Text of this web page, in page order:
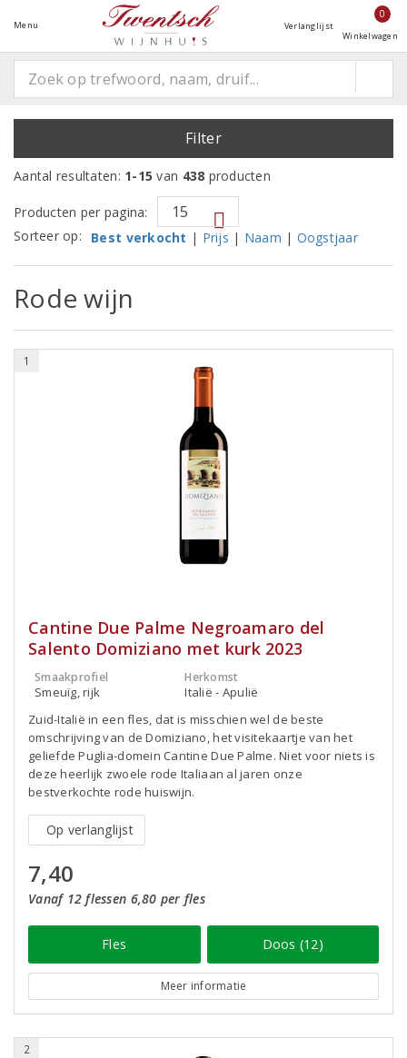
Menu Verlanglijst
0
Winkelwagen
Filter
Aantal resultaten: 1-15 van 438 producten
Producten per pagina:
Sorteer op:
Best verkocht | Prijs | Naam | Oogstjaar
Rode wijn
1
Cantine Due Palme Negroamaro del
Salento Domiziano met kurk 2023
Smaakprofiel
Smeuïg, rijk
Herkomst
Italië - Apulië
Zuid-Italië in een fles, dat is misschien wel de beste
omschrijving van de Domiziano, het visitekaartje van het
geliefde Puglia-domein Cantine Due Palme. Niet voor niets is
deze heerlijk zwoele rode Italiaan al jaren onze
bestverkochte rode huiswijn.
Op verlanglijst
7,40
Vanaf 12 flessen 6,80 per fles
Fles Doos (12)
Meer informatie
2